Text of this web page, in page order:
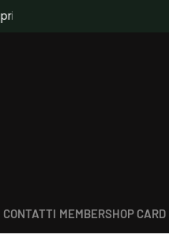
CONTATTI MEMBERSHOP CARD